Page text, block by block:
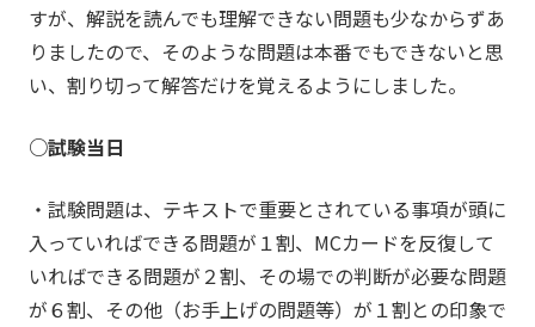
すが、解説を読んでも理解できない問題も少なからずあ
りましたので、そのような問題は本番でもできないと思
い、割り切って解答だけを覚えるようにしました。
○試験当日
・試験問題は、テキストで重要とされている事項が頭に
入っていればできる問題が１割、MCカードを反復して
いればできる問題が２割、その場での判断が必要な問題
が６割、その他（お手上げの問題等）が１割との印象で